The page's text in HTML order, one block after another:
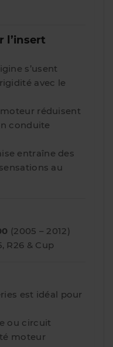
l’insert
s’usent
avec le
réduisent
conduite
entraîne des
au
(2005 – 2012)
R26 & Cup
est idéal pour
ou circuit
moteur